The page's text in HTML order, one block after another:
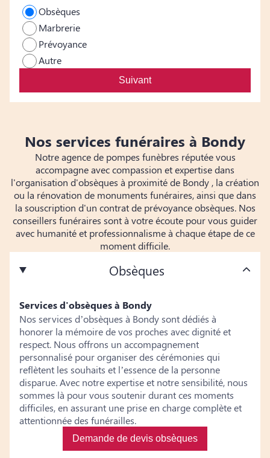
Obsèques
Marbrerie
Prévoyance
Autre
Suivant
Nos services funéraires à Bondy
Notre agence de pompes funèbres réputée vous
accompagne avec compassion et expertise dans
l'organisation d'obsèques à proximité de Bondy , la création
ou la rénovation de monuments funéraires, ainsi que dans
la souscription d'un contrat de prévoyance obsèques. Nos
conseillers funéraires sont à votre écoute pour vous guider
avec humanité et professionnalisme à chaque étape de ce
moment difficile.
Obsèques
Services d'obsèques à Bondy
Nos services d’obsèques à Bondy sont dédiés à
honorer la mémoire de vos proches avec dignité et
respect. Nous offrons un accompagnement
personnalisé pour organiser des cérémonies qui
reflètent les souhaits et l’essence de la personne
disparue. Avec notre expertise et notre sensibilité, nous
sommes là pour vous soutenir durant ces moments
difficiles, en assurant une prise en charge complète et
attentionnée des funérailles.
Demande de devis obsèques